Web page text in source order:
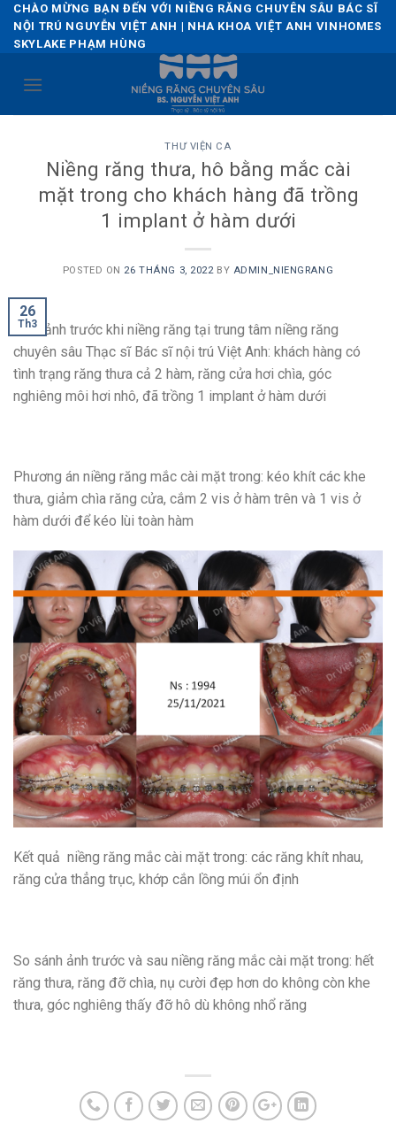
Skip
content
CHÀO MỪNG BẠN ĐẾN VỚI NIỀNG RĂNG CHUYÊN SÂU BÁC SĨ
NỘI TRÚ NGUYỄN VIỆT ANH | NHA KHOA VIỆT ANH VINHOMES
SKYLAKE PHẠM HÙNG
THƯ VIỆN CA
Niềng răng thưa, hô bằng mắc cài
mặt trong cho khách hàng đã trồng
1 implant ở hàm dưới
POSTED ON 26 THÁNG 3, 2022 BY ADMIN_NIENGRANG
26
Th3
Hình ảnh trước khi niềng răng tại trung tâm niềng răng
chuyên sâu Thạc sĩ Bác sĩ nội trú Việt Anh: khách hàng có
tình trạng răng thưa cả 2 hàm, răng cửa hơi chìa, góc
nghiêng môi hơi nhô, đã trồng 1 implant ở hàm dưới
Phương án niềng răng mắc cài mặt trong: kéo khít các khe
thưa, giảm chìa răng cửa, cắm 2 vis ở hàm trên và 1 vis ở
hàm dưới để kéo lùi toàn hàm
Kết quả niềng răng mắc cài mặt trong: các răng khít nhau,
răng cửa thẳng trục, khớp cắn lồng múi ổn định
So sánh ảnh trước và sau niềng răng mắc cài mặt trong: hết
răng thưa, răng đỡ chìa, nụ cười đẹp hơn do không còn khe
thưa, góc nghiêng thấy đỡ hô dù không nhổ răng